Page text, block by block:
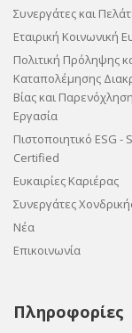
Συνεργάτες και
Εταιρική Κοινωνική
Πολιτική Πρόληψης
Καταπολέμησης
Βίας και
Εργασία
Πιστοποιητικό ESG -
Certified
Ευκαιρίες Καριέρας
Συνεργάτες
Νέα
Επικοινωνία
Πληροφορίες